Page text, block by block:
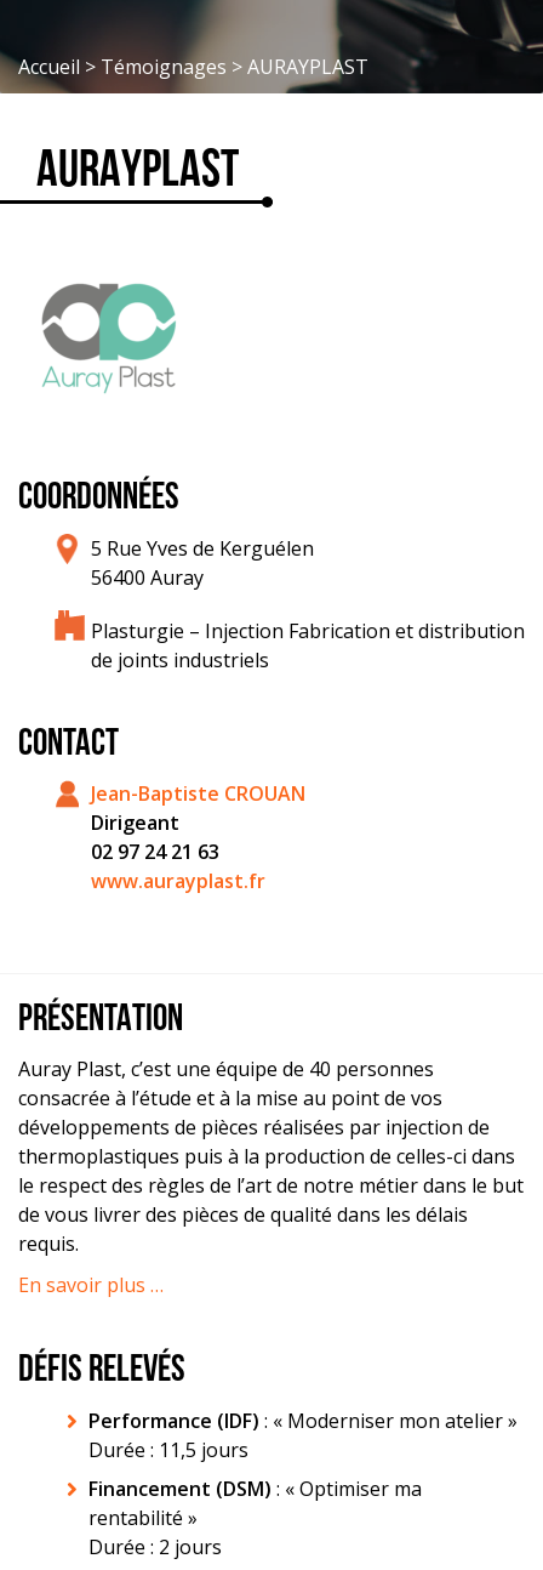
Accueil > Témoignages >AURAYPLAST
AURAYPLAST
COORDONNÉES
5 Rue Yves de Kerguélen
56400 Auray
Plasturgie – Injection Fabrication et distribution
de joints industriels
CONTACT
Jean-Baptiste CROUAN
Dirigeant
02 97 24 21 63
www.aurayplast.fr
PRÉSENTATION
Auray Plast, c’est une équipe de 40 personnes
consacrée à l’étude et à la mise au point de vos
développements de pièces réalisées par injection de
thermoplastiques puis à la production de celles-ci dans
le respect des règles de l’art de notre métier dans le but
de vous livrer des pièces de qualité dans les délais
requis.
En savoir plus …
DÉFIS RELEVÉS
Performance (IDF) : « Moderniser mon atelier »
Durée : 11,5 jours
Financement (DSM) : « Optimiser ma
rentabilité »
Durée : 2 jours